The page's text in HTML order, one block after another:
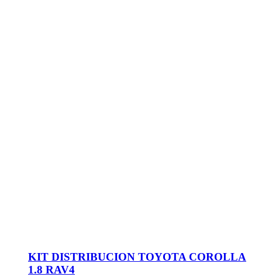
KIT DISTRIBUCION TOYOTA COROLLA
1.8 RAV4